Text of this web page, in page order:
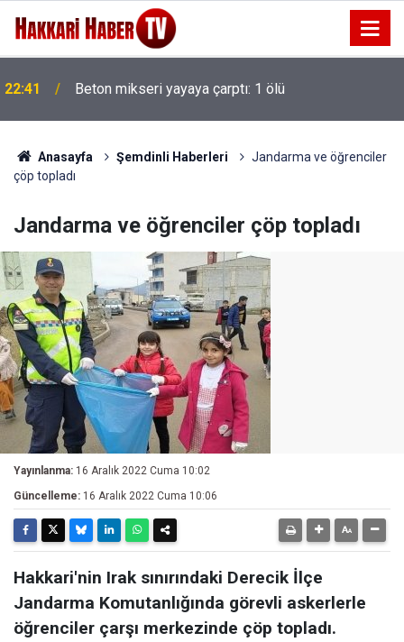
22:41 Beton mikseri yayaya çarptı: 1 ölü
Anasayfa Şemdinli Haberleri
Jandarma ve öğrenciler
çöp topladı
Jandarma ve öğrenciler çöp topladı
Yayınlanma: 16 Aralık 2022 Cuma 10:02
Güncelleme: 16 Aralık 2022 Cuma 10:06
Hakkari'nin Irak sınırındaki Derecik İlçe
Jandarma Komutanlığında görevli askerlerle
öğrenciler çarşı merkezinde çöp topladı.